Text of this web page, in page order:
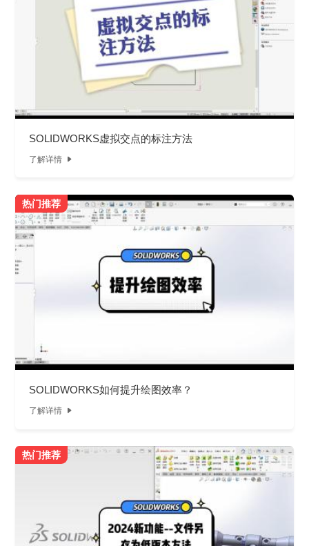
SOLIDWORKS虚拟交点的标注方法
了解详情 
热门推荐
SOLIDWORKS如何提升绘图效率？
了解详情 
热门推荐